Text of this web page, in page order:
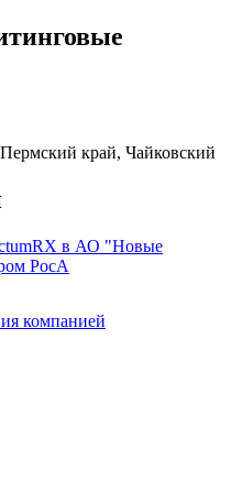
край, Чайковский
в АО "Новые
РосА
компанией